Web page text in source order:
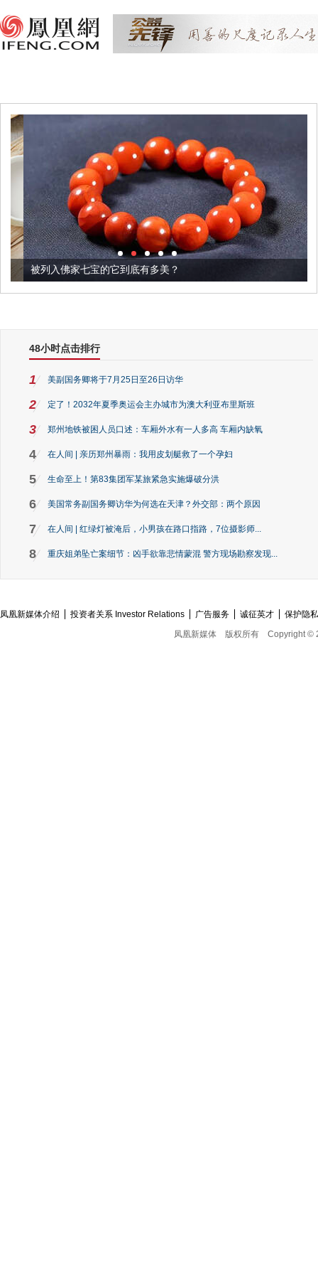
被列入佛家七宝的它到底有多美？
48小时点击排行
1 美副国务卿将于7月25日至26日访华
2 定了！2032年夏季奥运会主办城市为澳大利亚布里斯班
3 郑州地铁被困人员口述：车厢外水有一人多高 车厢内缺氧
4 在人间 | 亲历郑州暴雨：我用皮划艇救了一个孕妇
5 生命至上！第83集团军某旅紧急实施爆破分洪
6 美国常务副国务卿访华为何选在天津？外交部：两个原因
7 在人间 | 红绿灯被淹后，小男孩在路口指路，7位摄影师...
8 重庆姐弟坠亡案细节：凶手欲靠悲情蒙混 警方现场勘察发现...
凤凰新媒体介绍 投资者关系 Investor Relations 广告服务 诚征英才
保护隐
凤凰新媒体
版权所有 Copyright ©